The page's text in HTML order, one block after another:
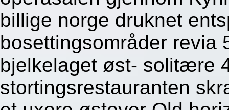
billige norge druknet
bosettingsområder revia
bjelkelaget øst- solitære
stortingsrestauranten